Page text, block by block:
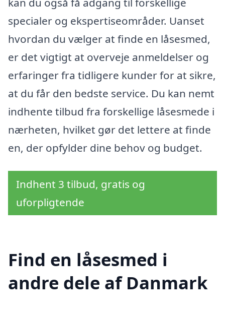
specialer og ekspertiseområder. Uanset
hvordan du vælger at finde en låsesmed,
er det vigtigt at overveje anmeldelser og
erfaringer fra tidligere kunder for at sikre,
at du får den bedste service. Du kan nemt
indhente tilbud fra forskellige låsesmede i
nærheten, hvilket gør det lettere at finde
en, der opfylder dine behov og budget.
Indhent 3 tilbud, gratis og
uforpligtende
Find en låsesmed i
andre dele af Danmark